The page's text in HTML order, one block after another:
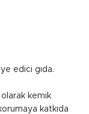
edici gıda.
olarak kemik
katkıda